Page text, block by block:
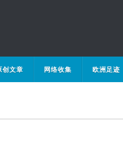
创文章 网络收集 欧洲足迹